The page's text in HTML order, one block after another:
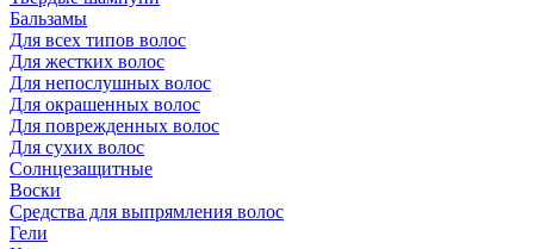
Бальзамы
Для всех типов волос
Для жестких волос
Для непослушных волос
Для окрашенных волос
Для поврежденных волос
Для сухих волос
Солнцезащитные
Воски
Средства для выпрямления волос
Гели